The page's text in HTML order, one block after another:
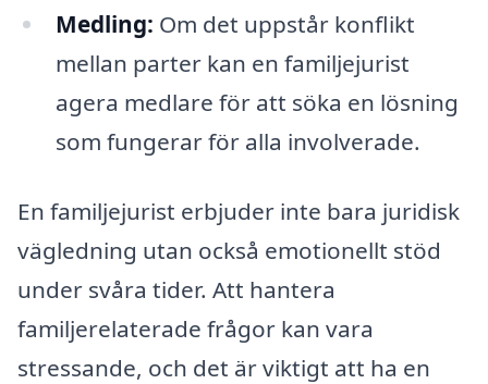
Medling: Om det uppstår konflikt
mellan parter kan en familjejurist
agera medlare för att söka en lösning
som fungerar för alla involverade.
En familjejurist erbjuder inte bara juridisk
vägledning utan också emotionellt stöd
under svåra tider. Att hantera
familjerelaterade frågor kan vara
stressande, och det är viktigt att ha en